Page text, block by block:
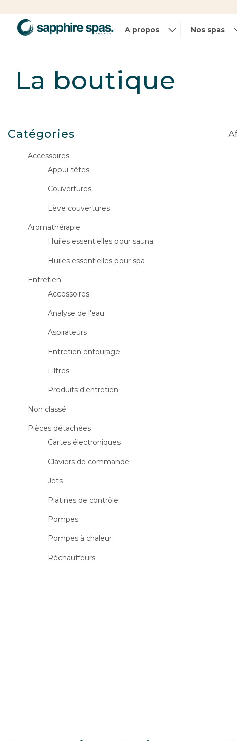
A propos Nos spas
La boutique
Catégories
Accessoires
Appui-têtes
Couvertures
Lève couvertures
Aromathérapie
Huiles essentielles pour sauna
Huiles essentielles pour spa
Entretien
Accessoires
Analyse de l'eau
Aspirateurs
Entretien entourage
Filtres
Produits d'entretien
Non classé
Pièces détachées
Cartes électroniques
Claviers de commande
Jets
Platines de contrôle
Pompes
Pompes à chaleur
Réchauffeurs